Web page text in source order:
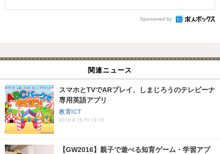
Sponsored by
関連ニュース
スマホとTVでARプレイ、しまじろうのテレビーナ
専用英語アプリ
教育ICT
2016.4.15 Fri 19:15
【GW2016】親子で遊べる知育ゲーム・学習アプ